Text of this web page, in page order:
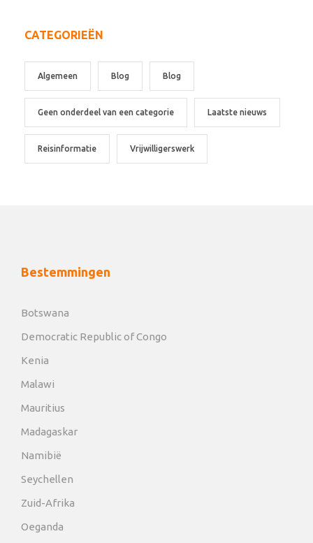
CATEGORIEËN
Algemeen Blog Blog
Geen onderdeel van een categorie Laatste nieuws
Reisinformatie Vrijwilligerswerk
Bestemmingen
Botswana
Democratic Republic of Congo
Kenia
Malawi
Mauritius
Madagaskar
Namibië
Seychellen
Zuid-Afrika
Oeganda